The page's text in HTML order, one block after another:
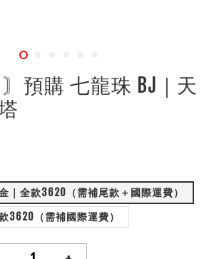
〙預購 七龍珠 BJ｜天
｜全款3620（需補尾款＋國際運費）
3620（需補國際運費）